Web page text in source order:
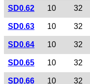
SD0.62 10 32
SD0.63 10 32
SD0.64 10 32
SD0.65 10 32
SD0.66 10 32